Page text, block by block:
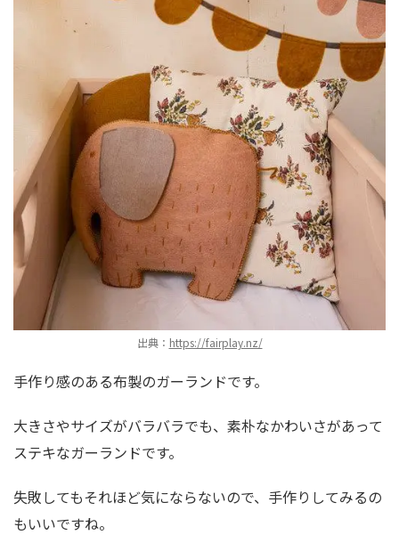
出典： https://fairplay.nz/
手作り感のある布製のガーランドです。
大きさやサイズがバラバラでも、素朴なかわいさがあって
ステキなガーランドです。
失敗してもそれほど気にならないので、手作りしてみるの
もいいですね。